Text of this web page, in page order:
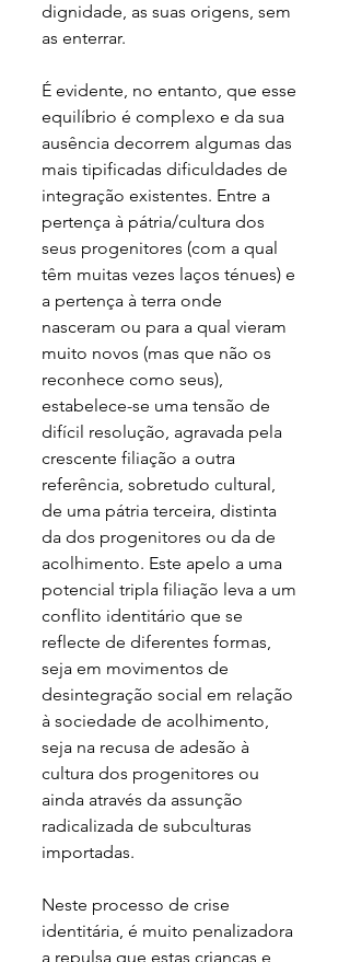
dignidade, as suas origens, sem
as enterrar.
É evidente, no entanto, que esse
equilíbrio é complexo e da sua
ausência decorrem algumas das
mais tipificadas dificuldades de
integração existentes. Entre a
pertença à pátria/cultura dos
seus progenitores (com a qual
têm muitas vezes laços ténues) e
a pertença à terra onde
nasceram ou para a qual vieram
muito novos (mas que não os
reconhece como seus),
estabelece-se uma tensão de
difícil resolução, agravada pela
crescente filiação a outra
referência, sobretudo cultural,
de uma pátria terceira, distinta
da dos progenitores ou da de
acolhimento. Este apelo a uma
potencial tripla filiação leva a um
conflito identitário que se
reflecte de diferentes formas,
seja em movimentos de
desintegração social em relação
à sociedade de acolhimento,
seja na recusa de adesão à
cultura dos progenitores ou
ainda através da assunção
radicalizada de subculturas
importadas.
Neste processo de crise
identitária, é muito penalizadora
a repulsa que estas crianças e